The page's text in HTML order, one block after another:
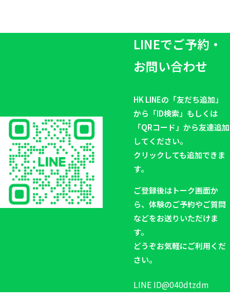
LINEでご予約・
お問い合わせ
HK LINEの「友だち追加」
から「ID検索」もしくは
「QRコード」から友達追加
してください。
クリックしても追加できま
す。
ご登録後はトーク画面か
ら、体験のご予約やご質問
などをお送りいただけま
す。
どうぞお気軽にご利用くだ
さい。
LINE ID@040dtzdm